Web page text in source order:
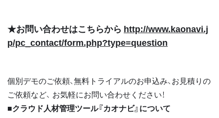
★お問い合わせはこちらから http://www.kaonavi.j
p/pc_contact/form.php?type=question
個別デモのご依頼、無料トライアルのお申込み、お見積りの
ご依頼など、 お気軽にお問い合わせください！
■クラウド人材管理ツール『カオナビ』について